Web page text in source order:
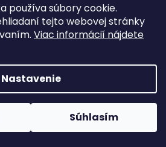
používa súbory cookie.
tejto webovej stránky
Viac informácií nájdete
Nastavenie
Súhlasím
doručenie do
na vysoké teploty nemusia byť